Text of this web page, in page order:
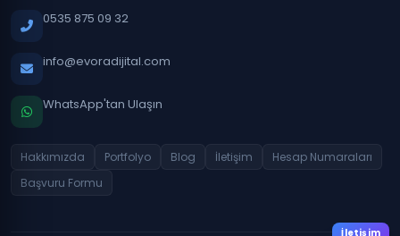
0535 875 09 32
info@evoradijital.com
WhatsApp'tan Ulaşın
Hakkımızda Portfolyo Blog İletişim
Hesap Numaraları
Başvuru Formu
İletişim